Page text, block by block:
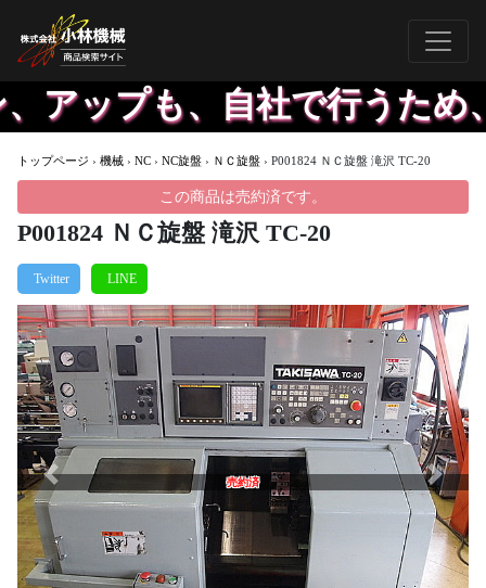
プも、自社で行うため、
トップページ › 機械 › NC › NC旋盤 › ＮＣ旋盤 › P001824 ＮＣ旋盤 滝沢 TC-20
この商品は売約済です。
P001824 ＮＣ旋盤 滝沢 TC-20
売約済
Previous Next